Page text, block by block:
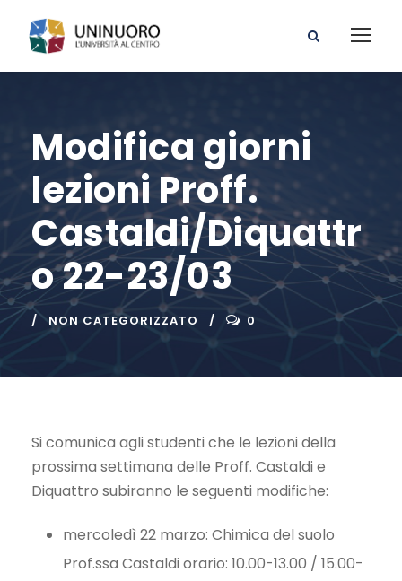
Modifica giorni
lezioni Proff.
Castaldi/Diquattr
o 22-23/03
NON CATEGORIZZATO 0
Si comunica agli studenti che le lezioni della
prossima settimana delle Proff. Castaldi e
Diquattro subiranno le seguenti modifiche:
mercoledì 22 marzo: Chimica del suolo
Prof.ssa Castaldi orario: 10.00-13.00 / 15.00-